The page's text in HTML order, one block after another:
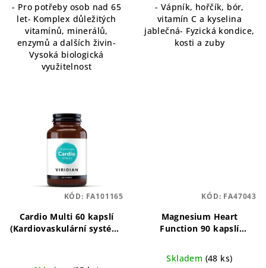
- Pro potřeby osob nad 65
let- Komplex důležitých
vitamínů, minerálů,
enzymů a dalších živin-
Vysoká biologická
využitelnost
- Vápník, hořčík, bór,
vitamín C a kyselina
jablečná- Fyzická kondice,
kosti a zuby
Cardio Multi 60 kapslí
(Kardiovaskulární systém)
KÓD: FA101165
Magnesium Heart
Function 90 kapslí
kardiovaskulárního
systému
Skladem (48 ks)
KÓD: FA47043